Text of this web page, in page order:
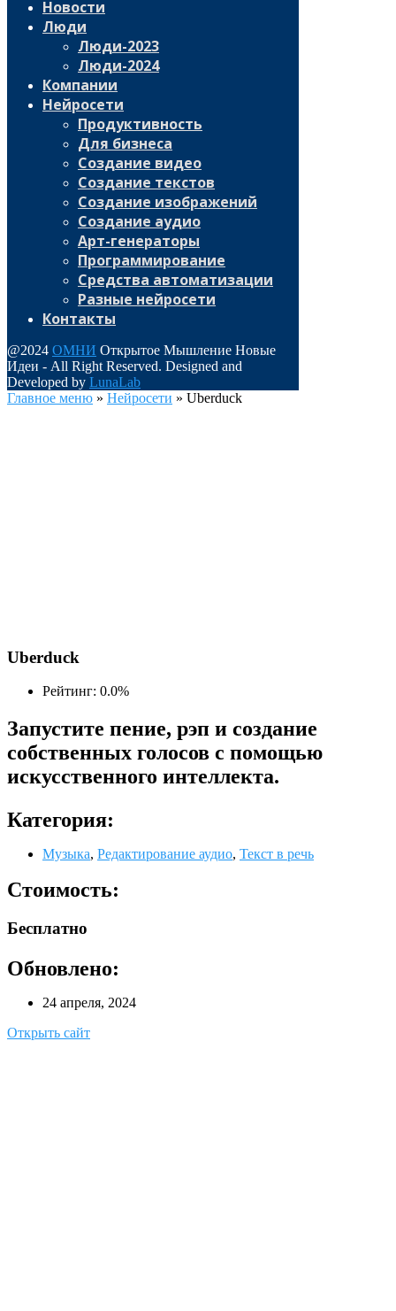
Новости
Люди
Люди-2023
Люди-2024
Компании
Нейросети
Продуктивность
Для бизнеса
Создание видео
Создание текстов
Создание изображений
Создание аудио
Арт-генераторы
Программирование
Средства автоматизации
Разные нейросети
Контакты
@2024 ОМНИ Открытое Мышление Новые
Идеи - All Right Reserved. Designed and
Developed by LunaLab
Главное меню » Нейросети » Uberduck
Uberduck
Рейтинг: 0.0%
Запустите пение, рэп и создание
собственных голосов с помощью
искусственного интеллекта.
Категория:
Музыка, Редактирование аудио, Текст в речь
Стоимость:
Бесплатно
Обновлено:
24 апреля, 2024
Открыть сайт